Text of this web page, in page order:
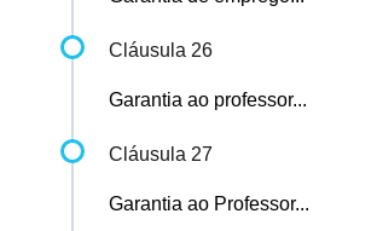
Cláusula 26
Garantia ao professor...
Cláusula 27
Garantia ao Professor...